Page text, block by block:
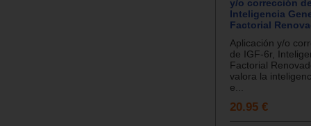
y/o corrección
Inteligencia
Factorial
Aplicación y/o
de IGF-6r,
Factorial
valora la
e...
20.95 €